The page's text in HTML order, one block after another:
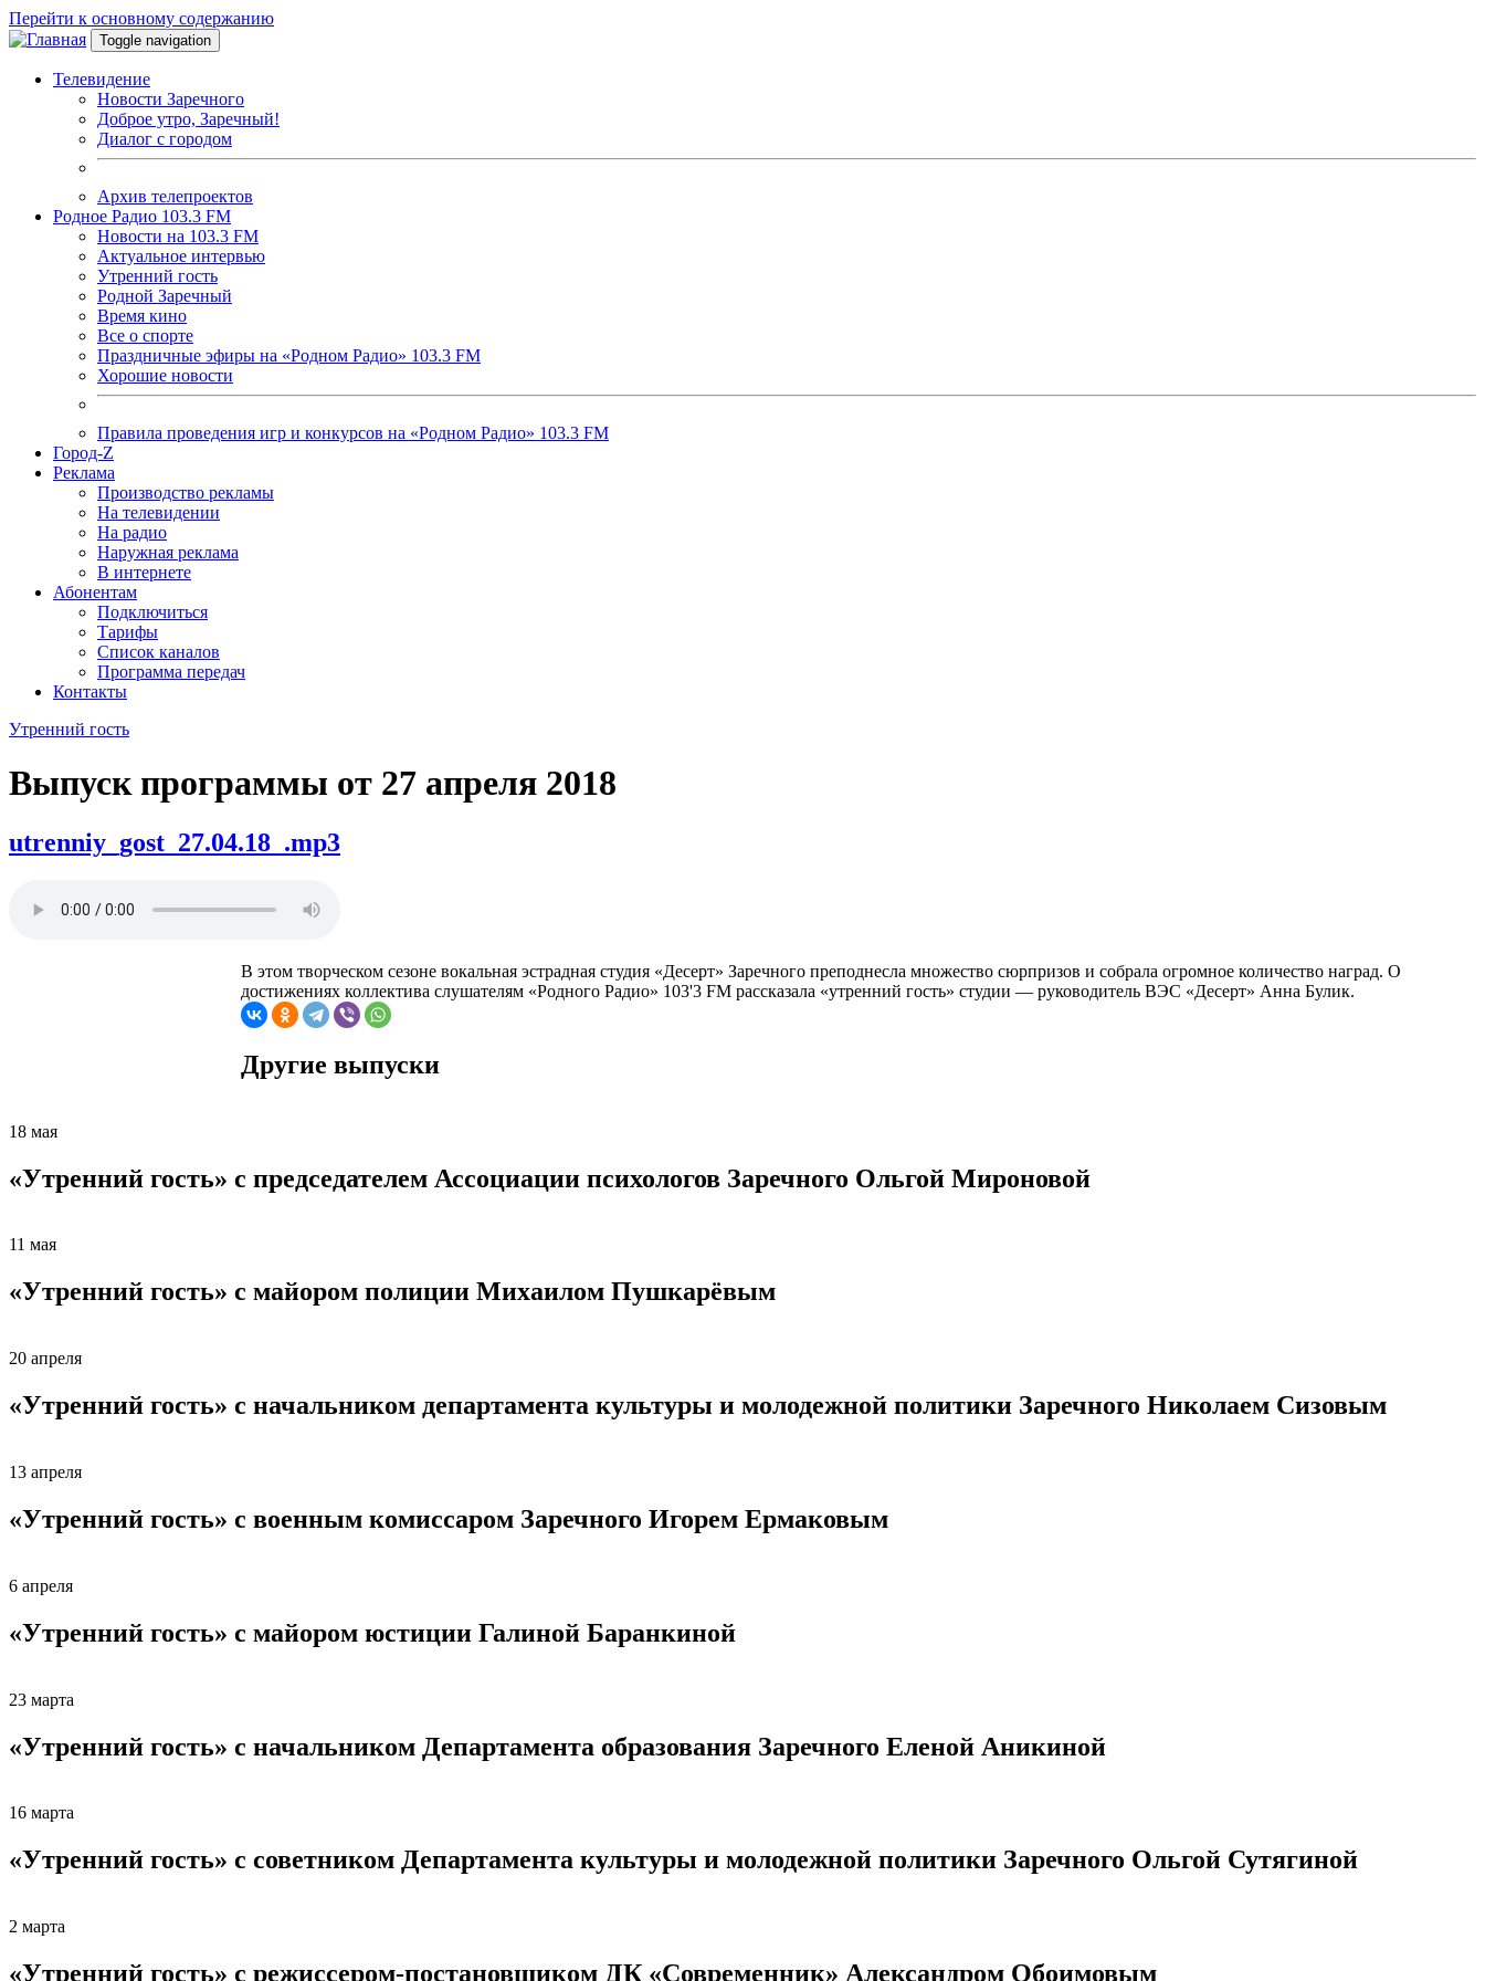
Перейти к основному содержанию
Toggle navigation
Телевидение
Новости Заречного
Доброе утро, Заречный!
Диалог с городом
Архив телепроектов
Родное Радио 103.3 FM
Новости на 103.3 FM
Актуальное интервью
Утренний гость
Родной Заречный
Время кино
Все о спорте
Праздничные эфиры на «Родном Радио» 103.3 FM
Хорошие новости
Правила проведения игр и конкурсов на «Родном Радио» 103.3 FM
Город-Z
Реклама
Производство рекламы
На телевидении
На радио
Наружная реклама
В интернете
Абонентам
Подключиться
Тарифы
Список каналов
Программа передач
Контакты
Утренний гость
Выпуск программы от 27 апреля 2018
utrenniy_gost_27.04.18_.mp3
В этом творческом сезоне вокальная эстрадная студия «Десерт» Заречного преподнесла множество сюрпризов и собрала огромное количество наград. О
достижениях коллектива слушателям «Родного Радио» 103'3 FM рассказала «утренний гость» студии — руководитель ВЭС «Десерт» Анна Булик.
Другие выпуски
18 мая
«Утренний гость» с председателем Ассоциации психологов Заречного Ольгой Мироновой
11 мая
«Утренний гость» с майором полиции Михаилом Пушкарёвым
20 апреля
«Утренний гость» с начальником департамента культуры и молодежной политики Заречного Николаем Сизовым
13 апреля
«Утренний гость» с военным комиссаром Заречного Игорем Ермаковым
6 апреля
«Утренний гость» с майором юстиции Галиной Баранкиной
23 марта
«Утренний гость» с начальником Департамента образования Заречного Еленой Аникиной
16 марта
«Утренний гость» с советником Департамента культуры и молодежной политики Заречного Ольгой Сутягиной
2 марта
«Утренний гость» с режиссером-постановщиком ДК «Современник» Александром Обоимовым